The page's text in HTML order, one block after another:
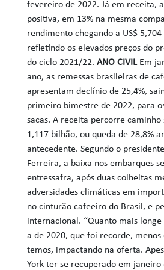
fevereiro de 2022. Já em receita,
positiva, em 13% na mesma
rendimento chegando a US$
refletindo os elevados preços do
do ciclo 2021/22.ANO CIVIL Em
ano, as remessas brasileiras de
apresentam declínio de 25,4%,
primeiro bimestre de 2022, para
sacas. A receita percorre caminho
1,117 bilhão, ou queda de 28,8%
antecedente. Segundo o
Ferreira, a baixa nos embarques
entressafra, após duas colheitas
adversidades climáticas em
no cinturão cafeeiro do Brasil, e
internacional. “Quanto mais
a de 2020, que foi recorde,
temos, impactando na oferta.
York ter se recuperado em